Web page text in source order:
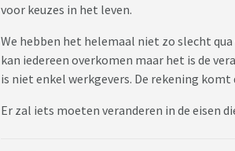
voor keuzes in het leven.
We hebben het helemaal niet zo slecht
kan iedereen overkomen maar het is de
is niet enkel werkgevers. De rekening
Er zal iets moeten veranderen in de eisen